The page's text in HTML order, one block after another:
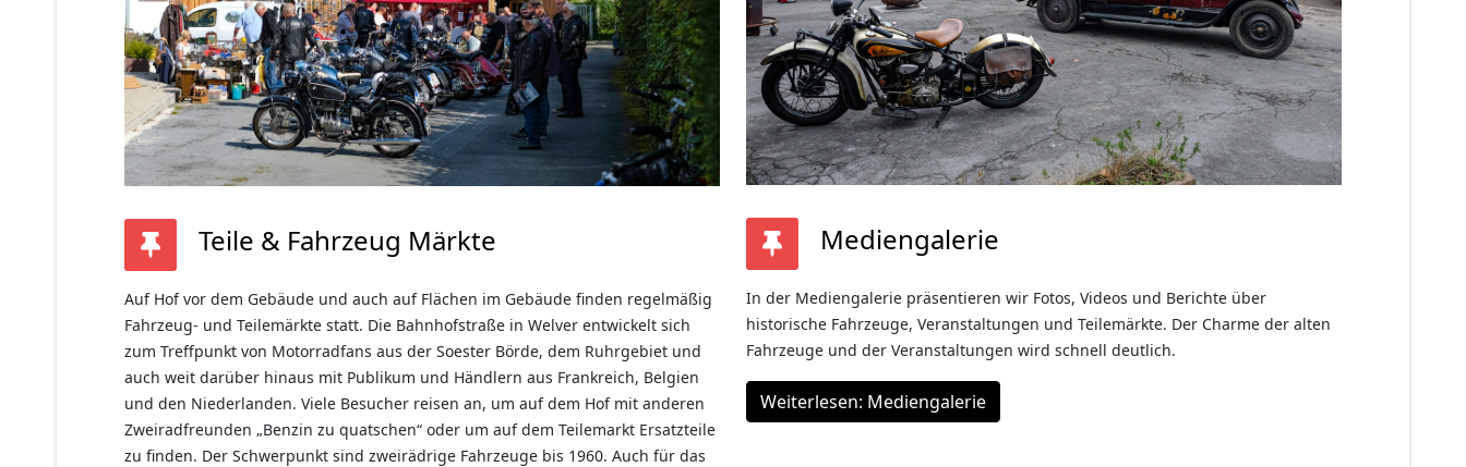
Teile & Fahrzeug Märkte
Auf Hof vor dem Gebäude und auch auf Flächen im Gebäude finden regelmäßig
Fahrzeug- und Teilemärkte statt. Die Bahnhofstraße in Welver entwickelt sich
zum Treffpunkt von Motorradfans aus der Soester Börde, dem Ruhrgebiet und
auch weit darüber hinaus mit Publikum und Händlern aus Frankreich, Belgien
und den Niederlanden. Viele Besucher reisen an, um auf dem Hof mit anderen
Zweiradfreunden „Benzin zu quatschen“ oder um auf dem Teilemarkt Ersatzteile
zu finden. Der Schwerpunkt sind zweirädrige Fahrzeuge bis 1960. Auch für das
Mediengalerie
In der Mediengalerie präsentieren wir Fotos, Videos und Berichte über
historische Fahrzeuge, Veranstaltungen und Teilemärkte. Der Charme der alten
Fahrzeuge und der Veranstaltungen wird schnell deutlich.
Weiterlesen: Mediengalerie